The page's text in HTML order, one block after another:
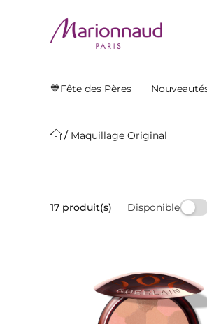
💙Fête des Pères
Maquillage Original
17 produit(s) Disponible